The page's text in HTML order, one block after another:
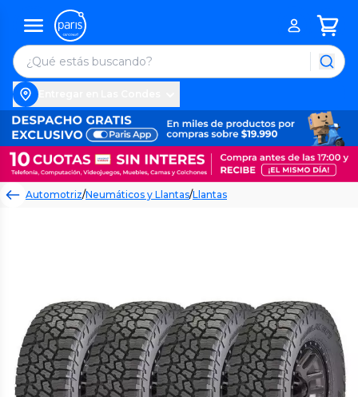
Automotriz/Neumáticos y Llantas/Llantas